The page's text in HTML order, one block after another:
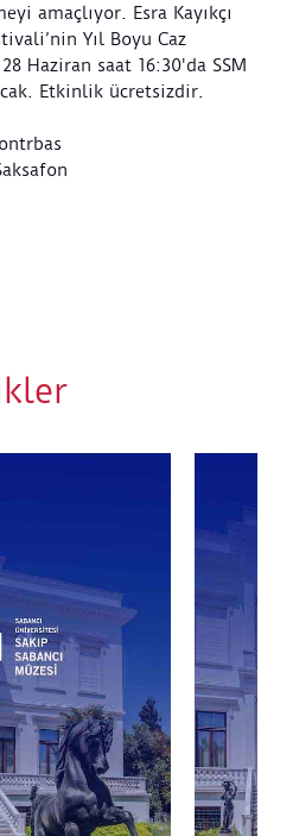
amaçlıyor. Esra Kayıkçı
Yıl Boyu Caz
Haziran saat 16:30'da SSM
Etkinlik ücretsizdir.